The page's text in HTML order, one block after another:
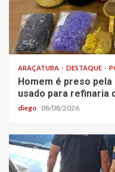
ARAÇATUBA DESTAQUE
Homem é preso
usado para refinaria
diego 08/08/2026